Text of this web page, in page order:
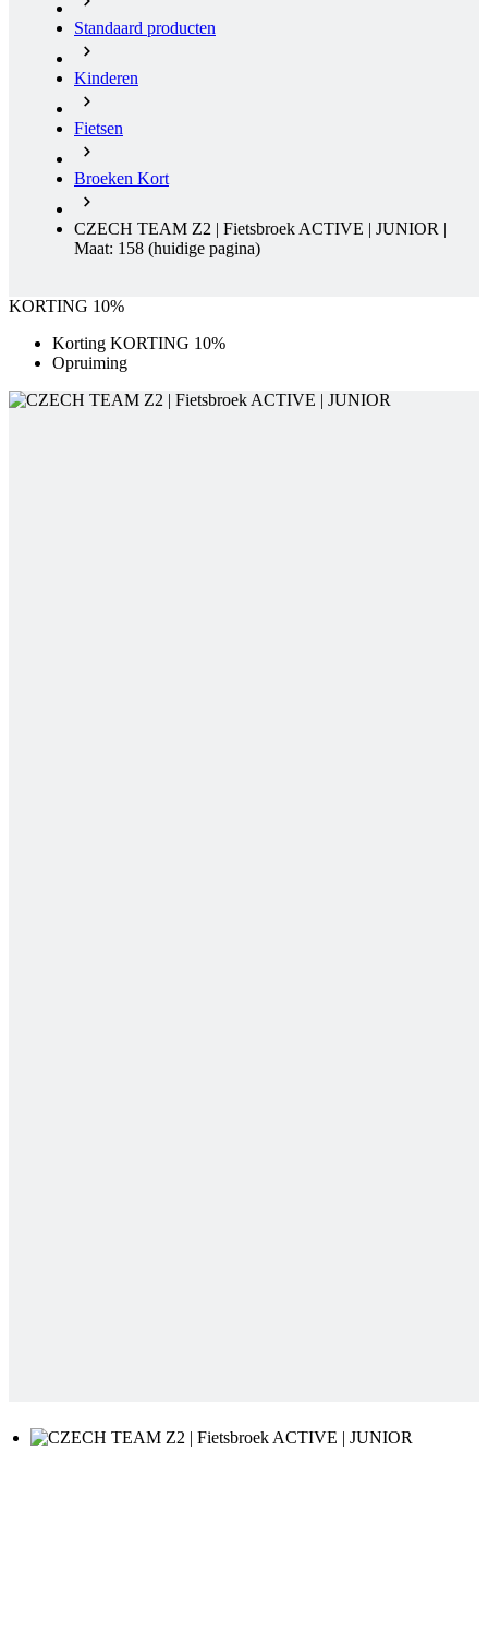
Standaard producten
Kinderen
Fietsen
Broeken Kort
CZECH TEAM Z2 | Fietsbroek ACTIVE | JUNIOR |
Maat: 158 (huidige pagina)
KORTING 10%
Korting KORTING 10%
Opruiming